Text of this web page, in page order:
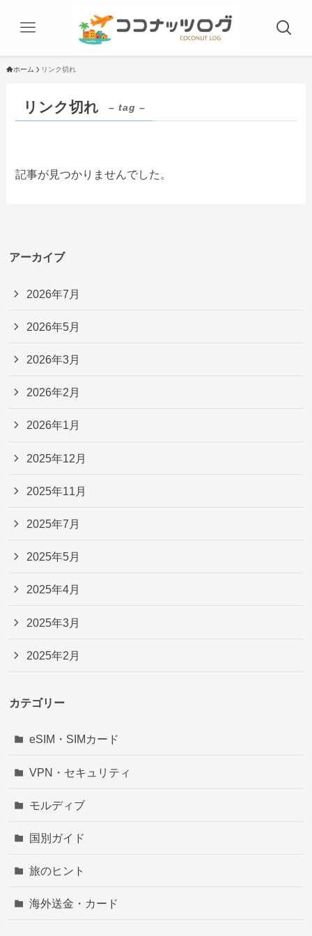
ホーム リンク切れ
リンク切れ – tag –
記事が見つかりませんでした。
アーカイブ
2026年7月
2026年5月
2026年3月
2026年2月
2026年1月
2025年12月
2025年11月
2025年7月
2025年5月
2025年4月
2025年3月
2025年2月
カテゴリー
eSIM・SIMカード
VPN・セキュリティ
モルディブ
国別ガイド
旅のヒント
海外送金・カード